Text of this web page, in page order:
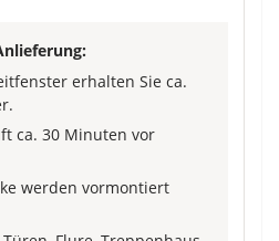
erhalten Sie ca.
ca. 30 Minuten vor
werden vormontiert